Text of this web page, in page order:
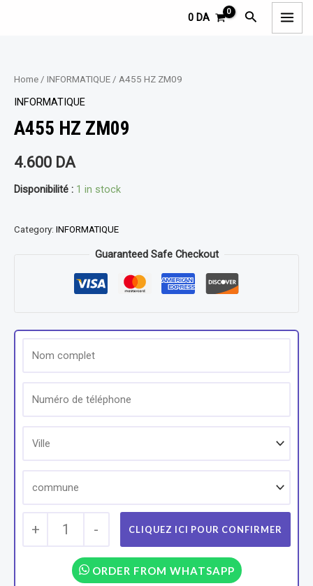
0 DA Rechercher
Home / INFORMATIQUE / A455 HZ ZM09
INFORMATIQUE
A455 HZ ZM09
4.600 DA
Disponibilité : 1 in stock
Category: INFORMATIQUE
Guaranteed Safe Checkout
+ 1 -
ORDER FROM WHATSAPP